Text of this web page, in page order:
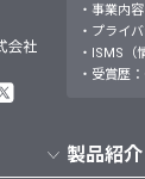
・事業内
・プライ
・ISMS（
・受賞歴
製品紹介